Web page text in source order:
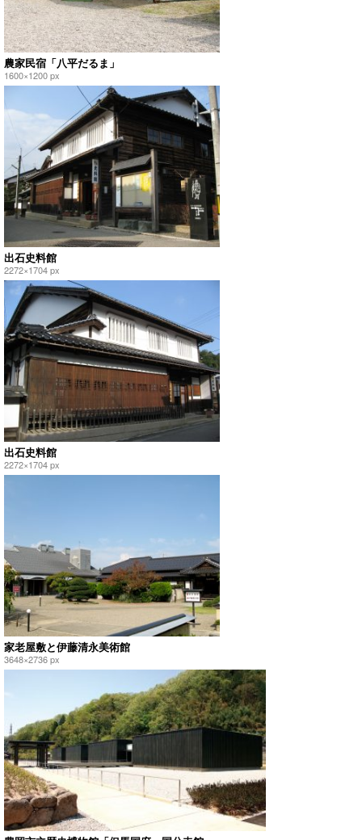
農家民宿「八平だるま」
1600×1200 px
出石史料館
2272×1704 px
出石史料館
2272×1704 px
家老屋敷と伊藤清永美術館
3648×2736 px